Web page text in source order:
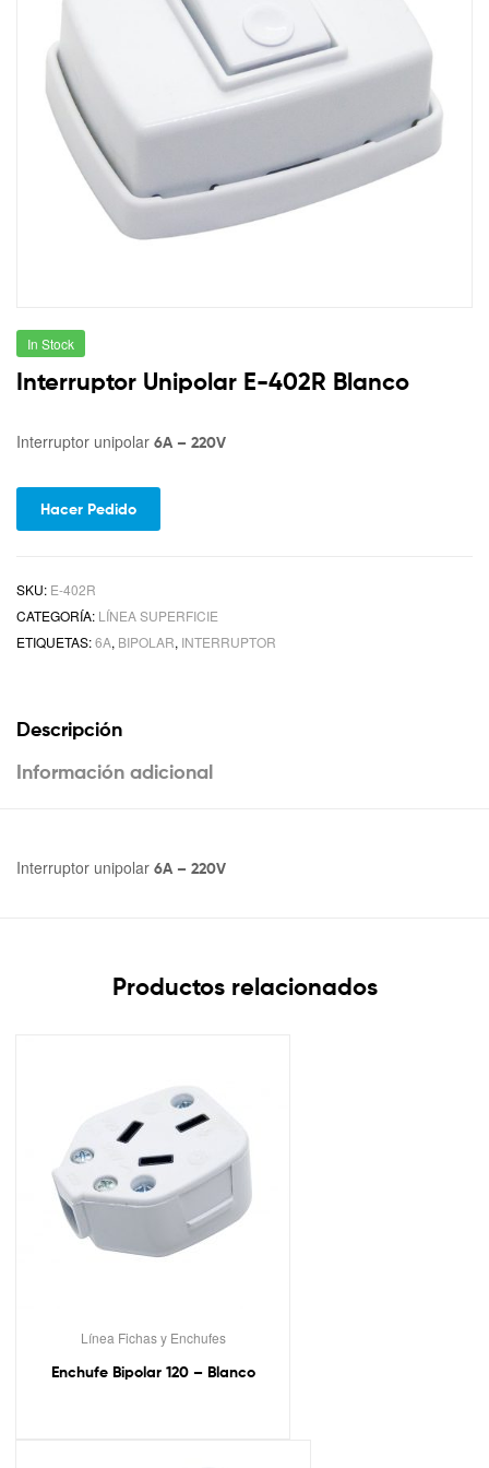
In Stock
Interruptor Unipolar E-402R Blanco
Interruptor unipolar 6A – 220V
Hacer Pedido
SKU: E-402R
CATEGORÍA: LÍNEA SUPERFICIE
ETIQUETAS:6A, BIPOLAR, INTERRUPTOR
Descripción
Información adicional
Interruptor unipolar 6A – 220V
Productos relacionados
Línea Fichas y Enchufes
Enchufe Bipolar 120 – Blanco